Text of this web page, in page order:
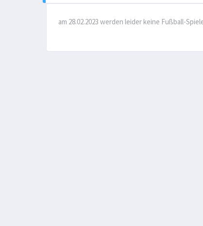
am 28.02.2023 werden leider keine Fußball-